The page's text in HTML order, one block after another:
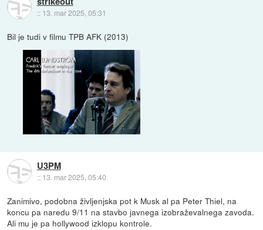
:: 13. mar 2025, 05:31
Bil je tudi v filmu TPB AFK (2013)
U3PM
:: 13. mar 2025, 05:40
Zanimivo, podobna življenjska pot k Musk al pa Peter Thiel, na
koncu pa naredu 9/11 na stavbo javnega izobraževalnega zavoda.
Ali mu je pa hollywood izklopu kontrole.